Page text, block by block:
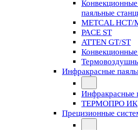
паяльные
METCAL HCT/
PACE ST
ATTEN GT/ST
Инфракрасные
Инфракрасные
ТЕРМОПРО ИК
Прецизионные